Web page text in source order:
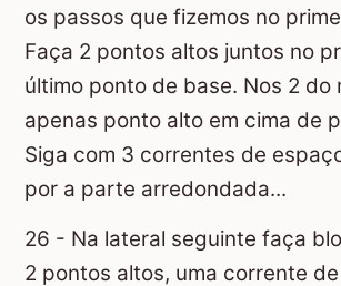
os passos que fizemos no
Faça 2 pontos altos juntos no
último ponto de base. Nos 2 do
apenas ponto alto em cima de
Siga com 3 correntes de
por a parte arredondada...
26 - Na lateral seguinte faça
2 pontos altos, uma corrente